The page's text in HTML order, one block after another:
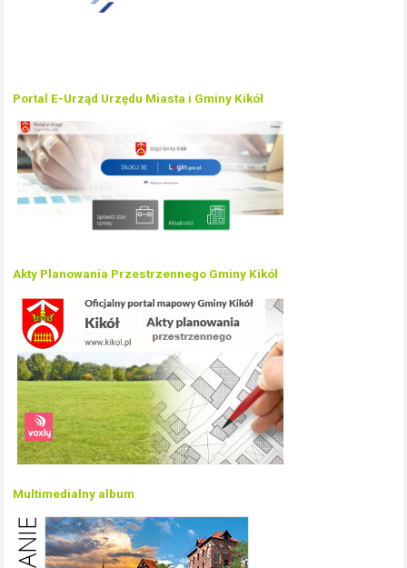
Portal E-Urząd Urzędu Miasta i Gminy Kikół
Akty Planowania Przestrzennego Gminy Kikół
Multimedialny album